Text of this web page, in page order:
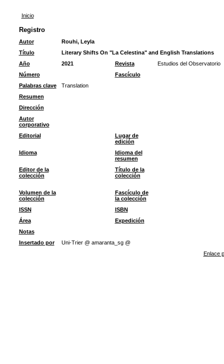
Inicio
Registro
Autor
Rouhi, Leyla
Título
Literary Shifts On "La Celestina" and English Translations
Año
2021 Revista
Estudios del Observatorio
Número
Fascículo
Palabras clave
Translation
Resumen
Dirección
Autor
corporativo
Editorial
Lugar de
edición
Idioma
Idioma del
resumen
Editor de la
colección
Título de la
colección
Volumen de la
colección
Fascículo de
la colección
ISSN
ISBN
Área
Expedición
Notas
Insertado por
Uni-Trier @ amaranta_sg @
Enlace